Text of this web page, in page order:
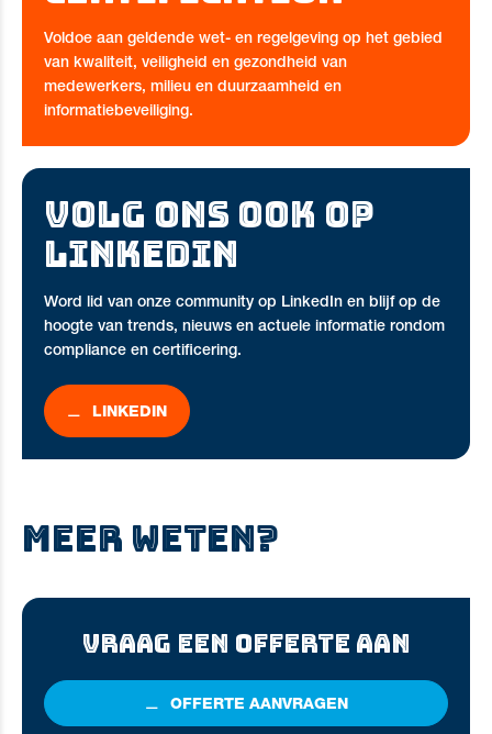
Voldoe aan geldende wet- en regelgeving op het gebied
van kwaliteit, veiligheid en gezondheid van
medewerkers, milieu en duurzaamheid en
informatiebeveiliging.
VOLG ONS OOK OP
LINKEDIN
Word lid van onze community op LinkedIn en blijf op de
hoogte van trends, nieuws en actuele informatie rondom
compliance en certificering.
LINKEDIN
MEER WETEN?
VRAAG EEN OFFERTE AAN
OFFERTE AANVRAGEN